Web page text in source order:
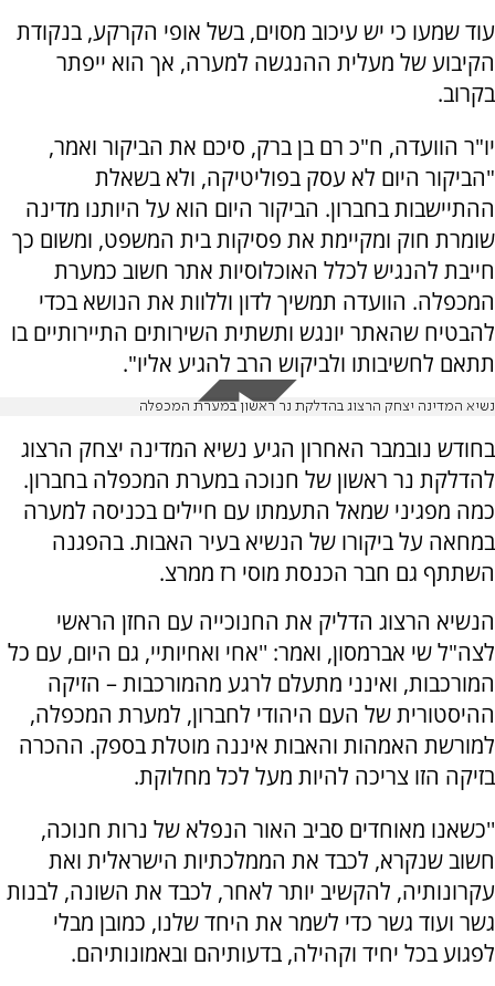
עוד שמעו כי יש עיכוב מסוים, בשל אופי הקרקע, בנקודת
הקיבוע של מעלית ההנגשה למערה, אך הוא ייפתר
בקרוב.
יו"ר הוועדה, ח"כ רם בן ברק, סיכם את הביקור ואמר,
"הביקור היום לא עסק בפוליטיקה, ולא בשאלת
ההתיישבות בחברון. הביקור היום הוא על היותנו מדינה
שומרת חוק ומקיימת את פסיקות בית המשפט, ומשום כך
חייבת להנגיש לכלל האוכלוסיות אתר חשוב כמערת
המכפלה. הוועדה תמשיך לדון וללוות את הנושא בכדי
להבטיח שהאתר יונגש ותשתית השירותים התיירותיים בו
תתאם לחשיבותו ולביקוש הרב להגיע אליו".
נשיא המדינה יצחק הרצוג בהדלקת נר ראשון במערת המכפלה
בחודש נובמבר האחרון הגיע נשיא המדינה יצחק הרצוג
להדלקת נר ראשון של חנוכה במערת המכפלה בחברון.
כמה מפגיני שמאל התעמתו עם חיילים בכניסה למערה
במחאה על ביקורו של הנשיא בעיר האבות. בהפגנה
השתתף גם חבר הכנסת מוסי רז ממרצ.
הנשיא הרצוג הדליק את החנוכייה עם החזן הראשי
לצה"ל שי אברמסון, ואמר: ''אחי ואחיותיי, גם היום, עם כל
המורכבות, ואינני מתעלם לרגע מהמורכבות – הזיקה
ההיסטורית של העם היהודי לחברון, למערת המכפלה,
למורשת האמהות והאבות איננה מוטלת בספק. ההכרה
בזיקה הזו צריכה להיות מעל לכל מחלוקת.
''כשאנו מאוחדים סביב האור הנפלא של נרות חנוכה,
חשוב שנקרא, לכבד את הממלכתיות הישראלית ואת
עקרונותיה, להקשיב יותר לאחר, לכבד את השונה, לבנות
גשר ועוד גשר כדי לשמר את היחד שלנו, כמובן מבלי
לפגוע בכל יחיד וקהילה, בדעותיהם ובאמונותיהם.